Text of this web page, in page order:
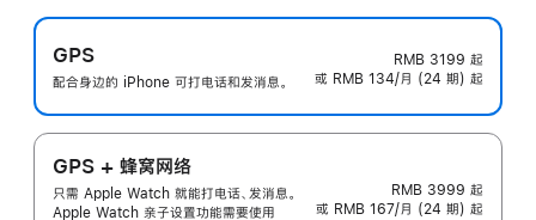
GPS
配合身边的 iPhone 可打电话和发消息。
RMB 3199 起
或 RMB 134/月 (24 期) 起
GPS + 蜂窝网络
只需 Apple Watch 就能打电话、发消息。
Apple Watch 亲子设置功能需要使用
RMB 3999 起
或 RMB 167/月 (24 期) 起